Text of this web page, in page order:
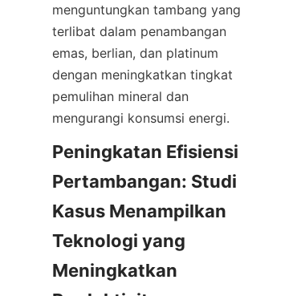
menguntungkan tambang yang
terlibat dalam penambangan
emas, berlian, dan platinum
dengan meningkatkan tingkat
pemulihan mineral dan
Peningkatan Efisiensi
Pertambangan: Studi
Kasus Menampilkan
Teknologi yang
Meningkatkan